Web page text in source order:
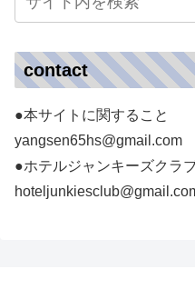
contact
●本サイトに関すること
yangsen65hs@gmail.com
●ホテルジャンキーズクラ